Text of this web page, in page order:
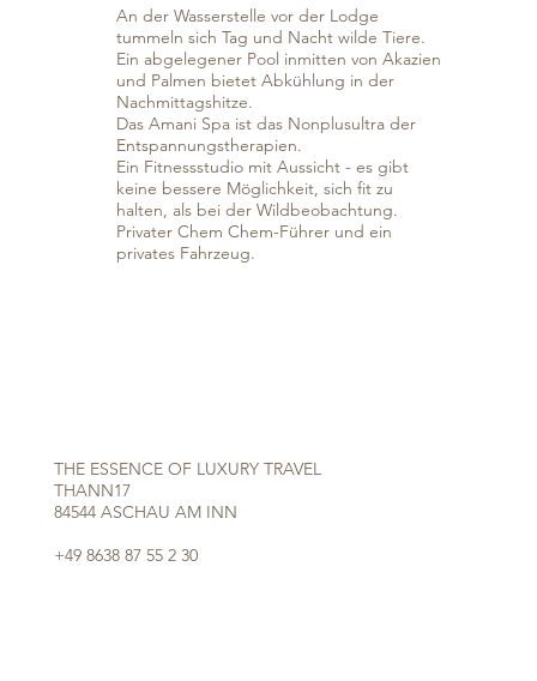
An der Wasserstelle vor der Lodge
tummeln sich Tag und Nacht wilde Tiere.
Ein abgelegener Pool inmitten von Akazien
und Palmen bietet Abkühlung in der
Nachmittagshitze.
Das Amani Spa ist das Nonplusultra der
Entspannungstherapien.
Ein Fitnessstudio mit Aussicht - es gibt
keine bessere Möglichkeit, sich fit zu
halten, als bei der Wildbeobachtung.
Privater Chem Chem-Führer und ein
privates Fahrzeug.
THE ESSENCE OF LUXURY TRAVEL
THANN17
84544 ASCHAU AM INN
+49 8638 87 55 2 30